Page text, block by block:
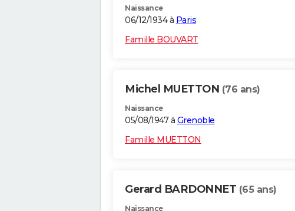
Naissance
06/12/1934 à Paris
Famille BOUVART
Michel MUETTON (76 ans)
Naissance
05/08/1947 à Grenoble
Famille MUETTON
Gerard BARDONNET (65 ans)
Naissance